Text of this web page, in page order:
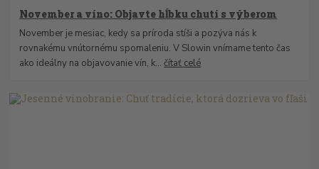
November a víno: Objavte hĺbku chutí s výberom
November je mesiac, kedy sa príroda stíši a pozýva nás k
rovnakému vnútornému spomaleniu. V Slowin vnímame tento čas
ako ideálny na objavovanie vín, k...čítať celé